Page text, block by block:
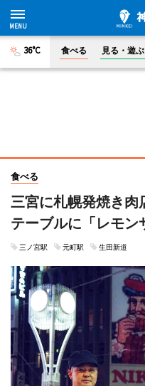
36°C 食べる 見る・遊ぶ
食べる
三宮に札幌発焼き
テーブルに「レモン
三ノ宮駅 元町駅 生田新道